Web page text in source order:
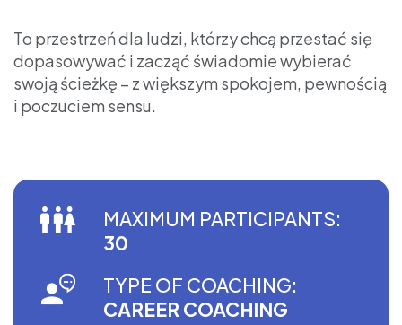
To przestrzeń dla ludzi, którzy chcą przestać się
dopasowywać i zacząć świadomie wybierać
swoją ścieżkę – z większym spokojem, pewnością
i poczuciem sensu.
MAXIMUM PARTICIPANTS:
30
TYPE OF COACHING:
CAREER COACHING